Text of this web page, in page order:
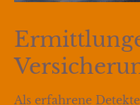
Als erfahrene